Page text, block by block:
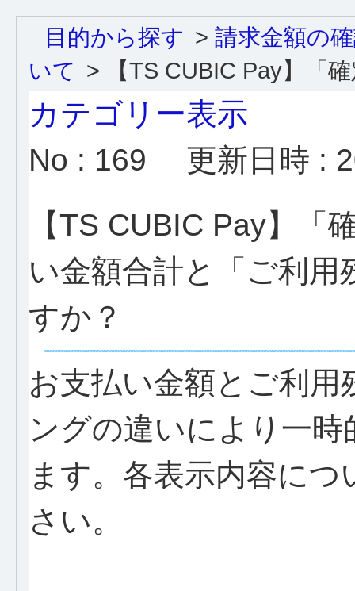
目的から探す > 請求金額の
いて > 【TS CUBIC Pay】「
カテゴリー表示
No : 169
更新日時 :
【TS CUBIC Pay】「
い金額合計と「ご利
すか？
お支払い金額とご利
ングの違いにより一
ます。各表示内容に
さい。